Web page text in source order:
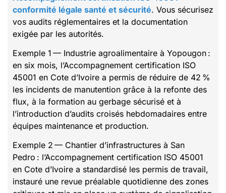
conformité légale santé et sécurité. Vous sécurisez
vos audits réglementaires et la documentation
exigée par les autorités.
Exemple 1 — Industrie agroalimentaire à Yopougon :
en six mois, l’Accompagnement certification ISO
45001 en Cote d’Ivoire a permis de réduire de 42 %
les incidents de manutention grâce à la refonte des
flux, à la formation au gerbage sécurisé et à
l’introduction d’audits croisés hebdomadaires entre
équipes maintenance et production.
Exemple 2 — Chantier d’infrastructures à San
Pedro : l’Accompagnement certification ISO 45001
en Cote d’Ivoire a standardisé les permis de travail,
instauré une revue préalable quotidienne des zones